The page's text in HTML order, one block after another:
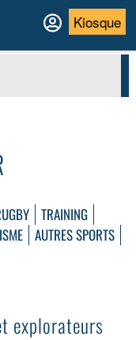
Kiosque
TRAINING
AUTRES SPORTS
explorateurs